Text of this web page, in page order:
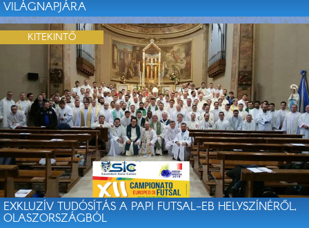
VILÁGNAPJÁRA
EXKLUZÍV TUDÓSÍTÁS A PAPI FUTSAL-EB HELYSZÍNÉRŐL,
OLASZORSZÁGBÓL
KITEKINTŐ